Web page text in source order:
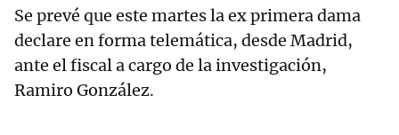
Se prevé que este martes la ex primera dama
declare en forma telemática, desde Madrid,
ante el fiscal a cargo de la investigación,
Ramiro González.